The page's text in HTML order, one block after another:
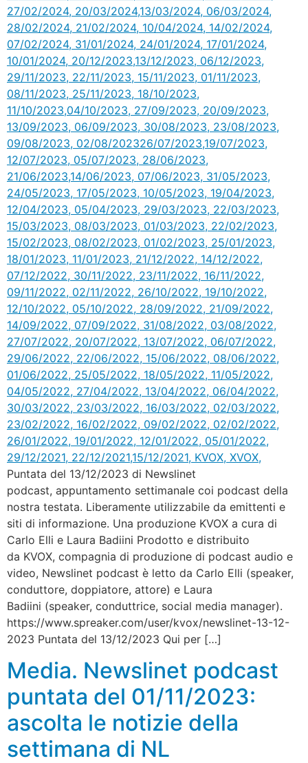
Puntata del 13/12/2023 di Newslinet
podcast, appuntamento settimanale coi podcast della
nostra testata. Liberamente utilizzabile da emittenti e
siti di informazione. Una produzione KVOX a cura di
Carlo Elli e Laura Badiini Prodotto e distribuito
da KVOX, compagnia di produzione di podcast audio e
video, Newslinet podcast è letto da Carlo Elli (speaker,
conduttore, doppiatore, attore) e Laura
Badiini (speaker, conduttrice, social media manager).
https://www.spreaker.com/user/kvox/newslinet-13-12-
2023 Puntata del 13/12/2023 Qui per […]
Media. Newslinet podcast
puntata del 01/11/2023:
ascolta le notizie della
settimana di NL